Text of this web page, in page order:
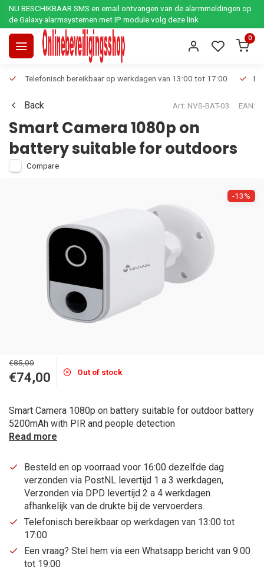
NU BESCHIKBAAR SMS en email ontvangen van de alarmmeldingen op
de Galaxy alarmsystemen met IP module volg deze link
0
Telefonisch bereikbaar op werkdagen van 13:00 tot 17:00
Back Art: NVS-BAT-03 EAN:
Smart Camera 1080p on
battery suitable for outdoors
Compare
-13%
€85,00
€74,00 Out of stock
Smart Camera 1080p on battery suitable for outdoor battery
5200mAh with PIR and people detection
Read more
Besteld en op voorraad voor 16:00 dezelfde dag
verzonden via PostNL levertijd 1 a 3 werkdagen,
Verzonden via DPD levertijd 2 a 4 werkdagen
afhankelijk van de drukte bij de vervoerders.
Telefonisch bereikbaar op werkdagen van 13:00 tot
17:00
Een vraag? Stel hem via een Whatsapp bericht van 9:00
tot 19:00